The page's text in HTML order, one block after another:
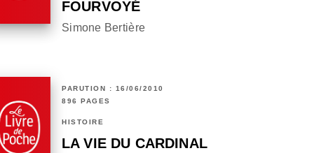
FOURVOYÉ
Simone Bertière
PARUTION : 16/06/2010
896 PAGES
HISTOIRE
LA VIE DU CARDINAL